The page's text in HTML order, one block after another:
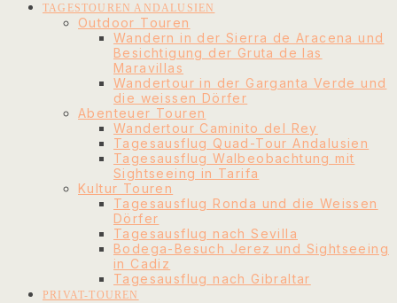
TAGESTOUREN ANDALUSIEN
Outdoor Touren
Wandern in der Sierra de Aracena und
Besichtigung der Gruta de las
Maravillas
Wandertour in der Garganta Verde und
die weissen Dörfer
Abenteuer Touren
Wandertour Caminito del Rey
Tagesausflug Quad-Tour Andalusien
Tagesausflug Walbeobachtung mit
Sightseeing in Tarifa
Kultur Touren
Tagesausflug Ronda und die Weissen
Dörfer
Tagesausflug nach Sevilla
Bodega-Besuch Jerez und Sightseeing
in Cadiz
Tagesausflug nach Gibraltar
PRIVAT-TOUREN